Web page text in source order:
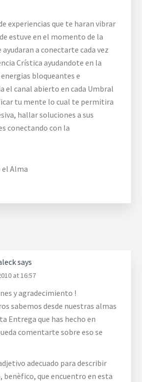
experiencias que te haran vibrar
estuve en el momento de la
a conectarte cada vez
Crística ayudandote en la
bloqueantes e
el canal abierto en cada Umbral
tu mente lo cual te permitira
hallar soluciones a sus
conectando con la
el Alma
says
at 16:57
y agradecimiento !
sabemos desde nuestras almas
Entrega que has hecho en
comentarte sobre eso se
adecuado para describir
que encuentro en esta